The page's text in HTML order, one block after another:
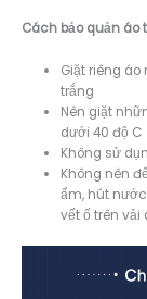
Cách bảo quản áo
Giặt riêng
trắng
Nên giặt
dưới 40 độ C
Không sử
Không nên
ẩm, hút
vết ố trên vải